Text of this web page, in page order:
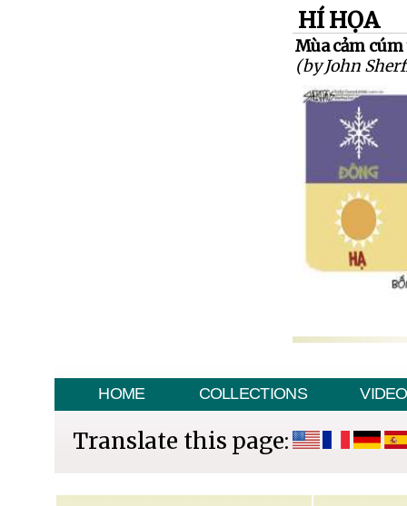
HÍ HỌA
Mùa cảm
(by John
HOME COLLECTIONS VIDEO
Translate this page: